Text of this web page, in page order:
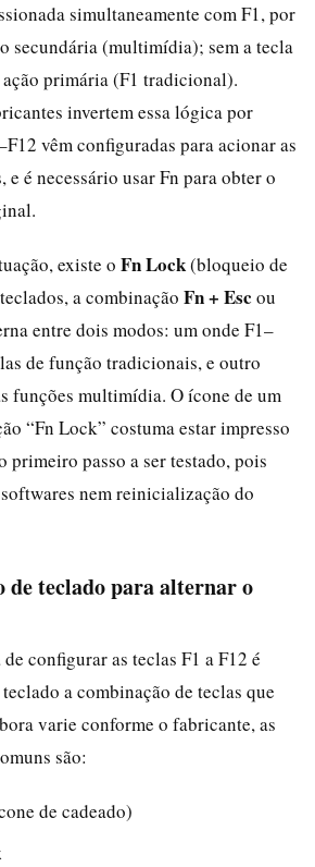
simultaneamente com F1, por
secundária (multimídia); sem a tecla
ação primária (F1 tradicional).
invertem essa lógica por
vêm configuradas para acionar as
e é necessário usar Fn para obter o
existe o Fn Lock(bloqueio de
a combinação Fn + Esc ou
entre dois modos: um onde F1–
de função tradicionais, e outro
funções multimídia. O ícone de um
“Fn Lock” costuma estar impresso
primeiro passo a ser testado, pois
nem reinicialização do
de teclado para alternar o
configurar as teclas F1 a F12 é
a combinação de teclas que
varie conforme o fabricante, as
são:
de cadeado)